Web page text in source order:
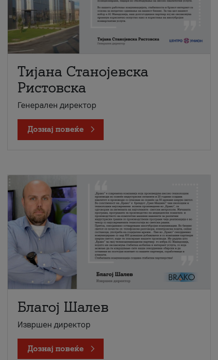
Тијана Станојевска
Ристовска
Генерален директор
Дознај повеќе
Благој Шалев
Извршен директор
Дознај повеќе